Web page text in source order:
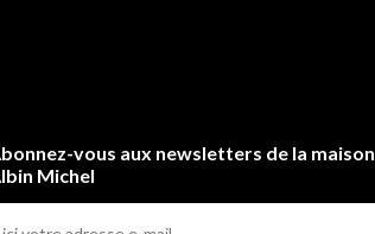
vous aux newsletters de la maison
Michel